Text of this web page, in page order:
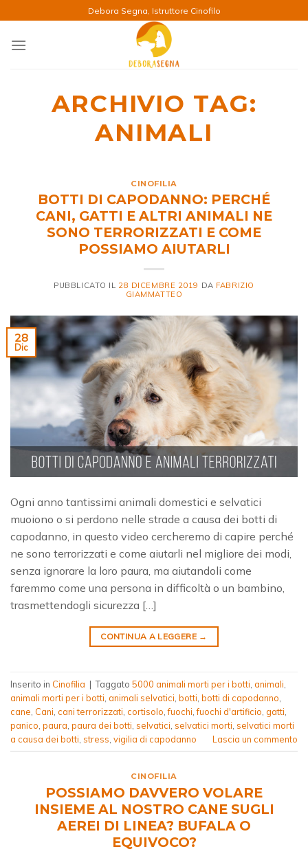
ai
contenuti
Debora Segna, Istruttore Cinofilo
ARCHIVIO TAG:
ANIMALI
CINOFILIA
BOTTI DI CAPODANNO: PERCHÉ
CANI, GATTI E ALTRI ANIMALI NE
SONO TERRORIZZATI E COME
POSSIAMO AIUTARLI
PUBBLICATO IL 28 DICEMBRE 2019 DA FABRIZIO
GIAMMATTEO
28
Dic
Ogni anno tantissimi animali domestici e selvatici
muoiono o si perdono nelle strade a causa dei botti di
capodanno, in questo video cercheremo di capire perché
ne sono terrorizzati e come aiutarli nel migliore dei modi,
senza ignorare la loro paura, ma aiutandoli come
faremmo come una persona in difficoltà o un bambino,
trasmettendogli sicurezza […]
CONTINUA A LEGGERE →
Inserito in Cinofilia | Taggato 5000 animali morti per i botti animali
animali morti per i botti animali selvatici botti botti di capodanno
cane Cani cani terrorizzati cortisolo ,fuochi ,fuochi d'artificio gatti
panico paura paura dei botti selvatici selvatici morti selvatici morti
a causa dei botti stress vigilia di capodanno Lascia un commento
CINOFILIA
POSSIAMO DAVVERO VOLARE
INSIEME AL NOSTRO CANE SUGLI
AEREI DI LINEA? BUFALA O
EQUIVOCO?